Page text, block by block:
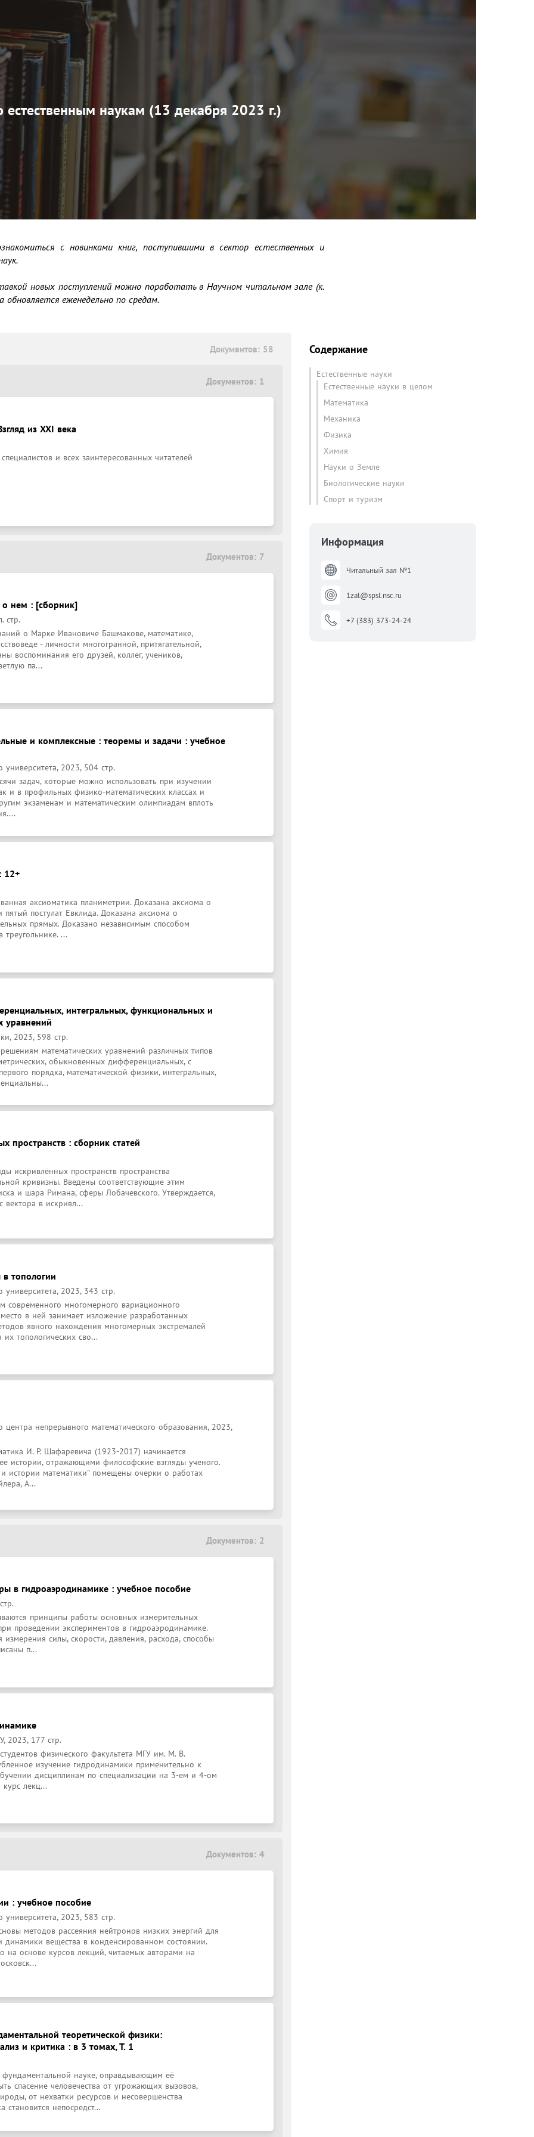
естественным наукам (13 декабря 2023 г.)
с новинками книг, поступившими в сектор естественных и
новых поступлений можно поработать в Научном читальном зале (к.
обновляется еженедельно по средам.
Документов: 58
Документов: 1
из XXI века
и всех заинтересованных читателей
Документов: 7
нем : [сборник]
стр.
о Марке Ивановиче Башмакове, математике,
- личности многогранной, притягательной,
воспоминания его друзей, коллег, учеников,
па...
и комплексные : теоремы и задачи : учебное
университета, 2023, 504 стр.
задач, которые можно использовать при изучении
и в профильных физико-математических классах и
экзаменам и математическим олимпиадам вплоть
12+
аксиоматика планиметрии. Доказана аксиома о
постулат Евклида. Доказана аксиома о
прямых. Доказано независимым способом
треугольнике. ...
интегральных, функциональных и
уравнений
2023, 598 стр.
математических уравнений различных типов
обыкновенных дифференциальных, с
порядка, математической физики, интегральных,
пространств : сборник статей
искривлённых пространств пространства
кривизны. Введены соответствующие этим
и шара Римана, сферы Лобачевского. Утверждается,
вектора в искривл...
топологии
университета, 2023, 343 стр.
современного многомерного вариационного
в ней занимает изложение разработанных
явного нахождения многомерных экстремалей
топологических сво...
центра непрерывного математического образования, 2023,
И. Р. Шафаревича (1923-2017) начинается
истории, отражающими философские взгляды ученого.
истории математики" помещены очерки о работах
А...
Документов: 2
в гидроаэродинамике : учебное пособие
принципы работы основных измерительных
проведении экспериментов в гидроаэродинамике.
силы, скорости, давления, расхода, способы
п...
2023, 177 стр.
физического факультета МГУ им. М. В.
изучение гидродинамики применительно к
дисциплинам по специализации на 3-ем и 4-ом
курс лекц...
Документов: 4
: учебное пособие
университета, 2023, 583 стр.
методов рассеяния нейтронов низких энергий для
динамики вещества в конденсированном состоянии.
на основе курсов лекций, читаемых авторами на
теоретической физики:
и критика : в 3 томах, Т. 1
науке, оправдывающим её
спасение человечества от угрожающих вызовов,
от нехватки ресурсов и несовершенства
становится непосредст...
Содержание
Естественные науки
Естественные науки в целом
Математика
Механика
Физика
Химия
Науки о Земле
Биологические науки
Спорт и туризм
Информация
Читальный зал №1
1zal@spsl.nsc.ru
+7 (383) 373-24-24